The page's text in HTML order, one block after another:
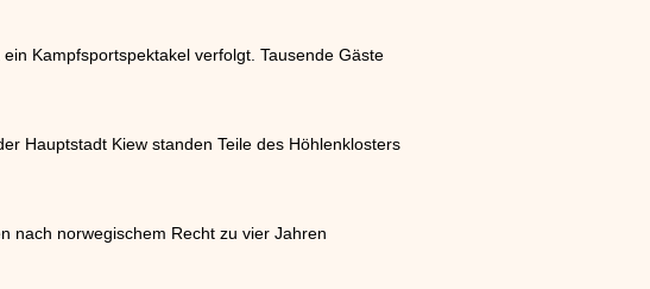
Kampfsportspektakel verfolgt. Tausende Gäste
Hauptstadt Kiew standen Teile des Höhlenklosters
nach norwegischem Recht zu vier Jahren